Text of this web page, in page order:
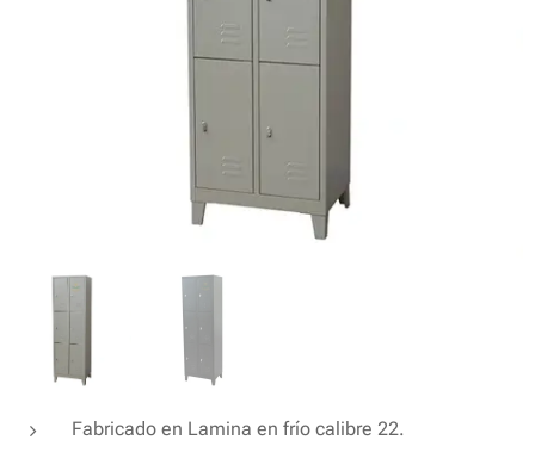
Fabricado en Lamina en frío calibre 22.